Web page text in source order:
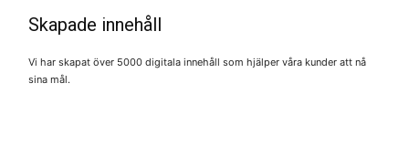
Skapade innehåll
Vi har skapat över 5000 digitala innehåll som hjälper våra kunder att nå
sina mål.